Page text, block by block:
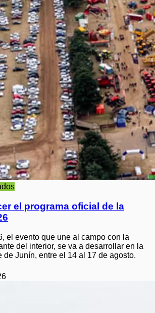
el programa oficial de la
el evento que une al campo con la
del interior, se va a desarrollar en la
de Junín, entre el 14 al 17 de agosto.